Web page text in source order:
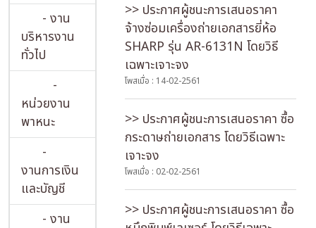
- งาน
บริหารงาน
ทั่วไป
-
หน่วยงาน
พาหนะ
-
งานการเงิน
และบัญชี
- งาน
>> ประกาศผู้ชนะการเสนอราคา
จ้างซ่อมเครื่องถ่ายเอกสารยี่ห้อ
SHARP รุ่น AR-6131N โดยวิธี
เฉพาะเจาะจง
โพสเมื่อ : 14-02-2561
>> ประกาศผู้ชนะการเสนอราคา ซื้อ
กระดาษถ่ายเอกสาร โดยวิธีเฉพาะ
เจาะจง
โพสเมื่อ : 02-02-2561
>> ประกาศผู้ชนะการเสนอราคา ซื้อ